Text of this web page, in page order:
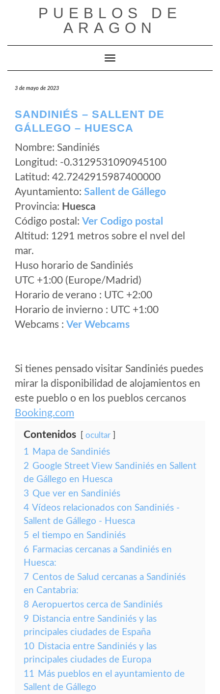
PUEBLOS DE
ARAGON
Cambiar modo de navegación
3 de mayo de 2023
SANDINIÉS – SALLENT DE
GÁLLEGO – HUESCA
Nombre: Sandiniés
Longitud: -0.3129531090945100
Latitud: 42.7242915987400000
Ayuntamiento: Sallent de Gállego
Provincia: Huesca
Código postal: Ver Codigo postal
Altitud: 1291 metros sobre el nvel del
mar.
Huso horario de Sandiniés
UTC +1:00 (Europe/Madrid)
Horario de verano : UTC +2:00
Horario de invierno : UTC +1:00
Webcams : Ver Webcams
Si tienes pensado visitar Sandiniés puedes
mirar la disponibilidad de alojamientos en
este pueblo o en los pueblos cercanos
Booking.com
Contenidos ocultar
1 Mapa de Sandiniés
2 Google Street View Sandiniés en Sallent
de Gállego en Huesca
3 Que ver en Sandiniés
4 Vídeos relacionados con Sandiniés -
Sallent de Gállego - Huesca
5 el tiempo en Sandiniés
6 Farmacias cercanas a Sandiniés en
Huesca:
7 Centos de Salud cercanas a Sandiniés
en Cantabria:
8 Aeropuertos cerca de Sandiniés
9 Distancia entre Sandiniés y las
principales ciudades de España
10 Distacia entre Sandiniés y las
principales ciudades de Europa
11 Más pueblos en el ayuntamiento de
Sallent de Gállego